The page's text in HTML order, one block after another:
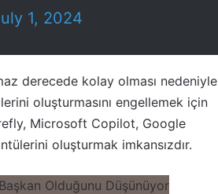
1, 2024
derecede kolay olması nedeniyle
oluşturmasını engellemek için
Microsoft Copilot, Google
oluşturmak imkansızdır.